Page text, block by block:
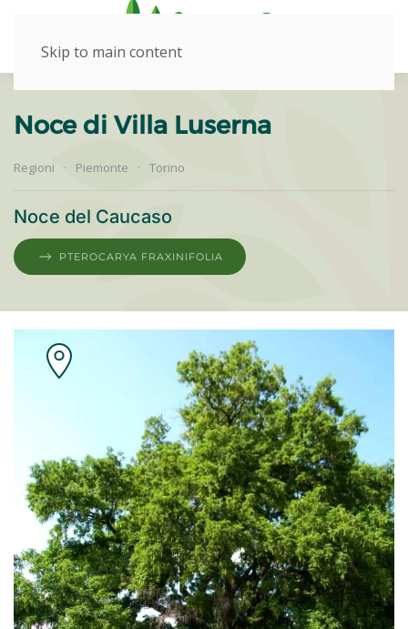
Skip to main content
Noce di Villa Luserna
Regioni Piemonte Torino
Noce del Caucaso
PTEROCARYA FRAXINIFOLIA